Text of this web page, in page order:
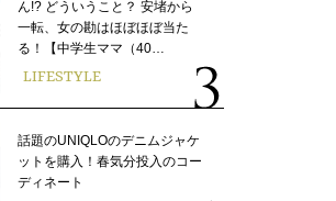
ん!? どういうこと？ 安堵から
一転、女の勘はほぼほぼ当た
る！【中学生ママ（40…
LIFESTYLE
話題のUNIQLOのデニムジャケ
ットを購入！春気分投入のコー
ディネート